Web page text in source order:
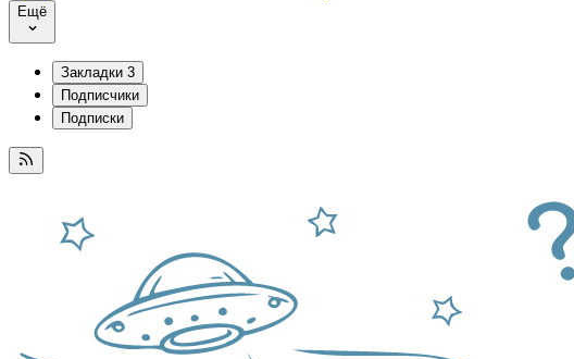
Ещё
Закладки 3
Подписчики
Подписки